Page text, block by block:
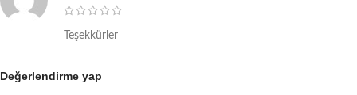
Teşekkürler
Değerlendirme yap